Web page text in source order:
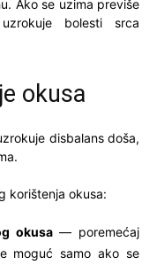
Ako se uzima previše
bolesti srca
okusa
disbalans doša,
korištenja okusa:
okusa— poremećaj
moguć samo ako se